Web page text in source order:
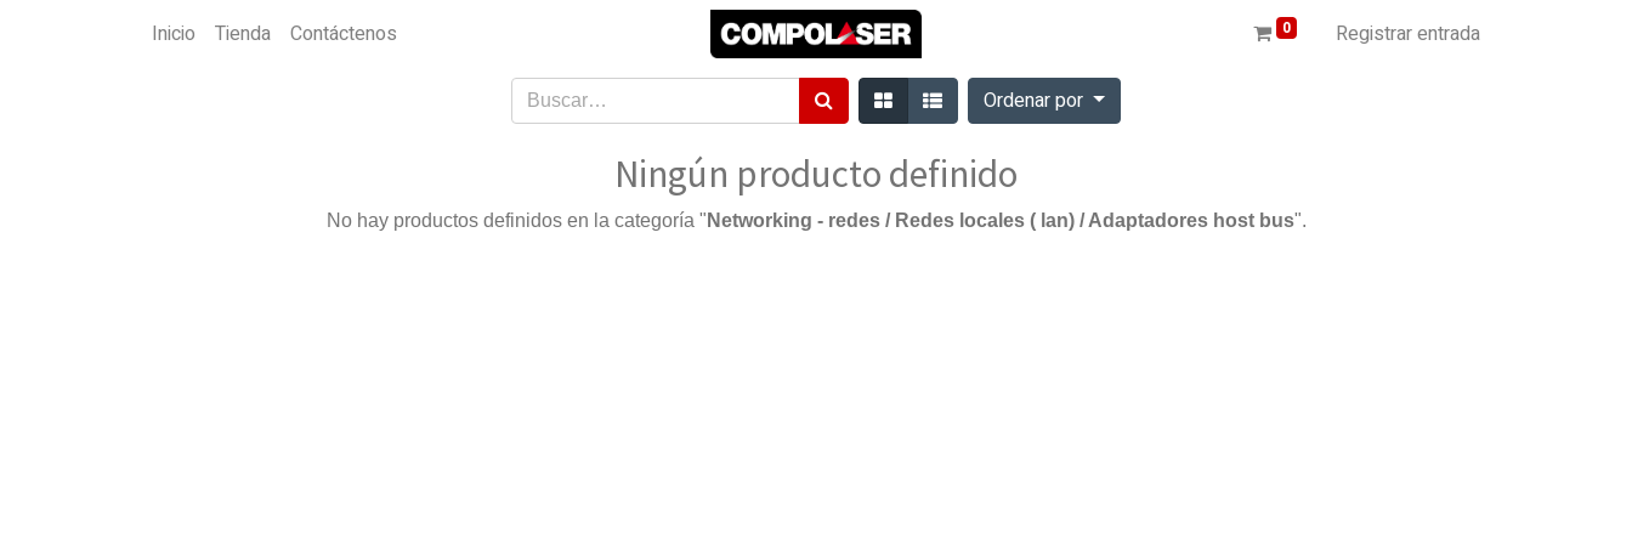
Inicio Tienda Contáctenos 0 Registrar entrada
Ordenar por
Ningún producto definido
No hay productos definidos en la categoría " Networking - redes / Redes locales ( lan) / Adaptadores host bus".